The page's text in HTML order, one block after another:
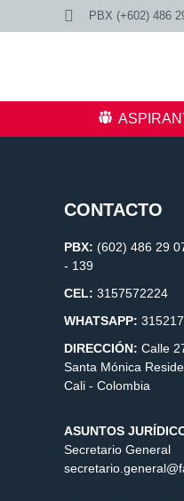
PBX (+602) 486
CONTACTO
PBX: (602) 486 29
- 139
CEL: 3157572224
WHATSAPP:
DIRECCIÓN: Calle
Santa Mónica
Cali - Colombia
ASUNTOS
Secretario General